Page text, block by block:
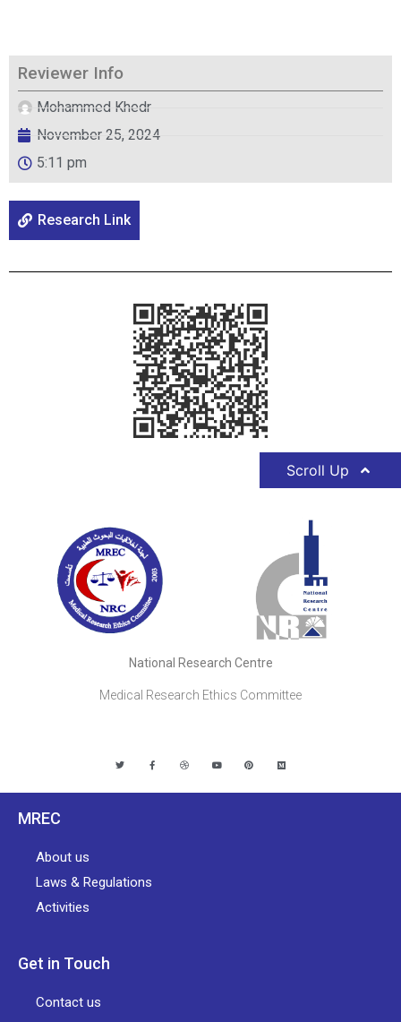
Reviewer Info
Mohammed Khedr
November 25, 2024
5:11 pm
Research Link
Scroll Up
National Research Centre
Medical Research Ethics Committee
MREC
About us
Laws & Regulations
Activities
Get in Touch
Contact us